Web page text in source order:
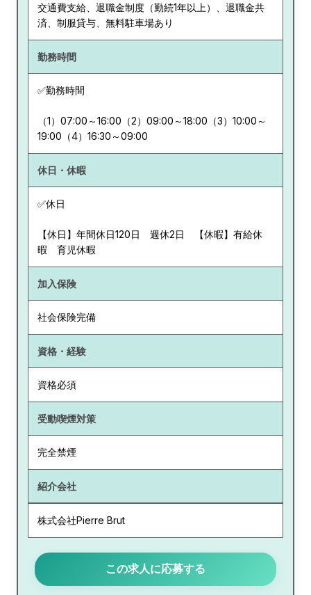
交通費支給、退職金制度（勤続1年以上）、退職金共
済、制服貸与、無料駐車場あり
勤務時間
✅勤務時間
（1）07:00～16:00（2）09:00～18:00（3）10:00～
19:00（4）16:30～09:00
休日・休暇
✅休日
【休日】年間休日120日 週休2日 【休暇】有給休
暇 育児休暇
加入保険
社会保険完備
資格・経験
資格必須
受動喫煙対策
完全禁煙
紹介会社
株式会社Pierre Brut
この求人に応募する